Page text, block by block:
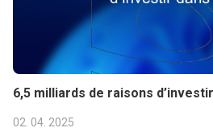
6,5 milliards de raisons
02. 04. 2025